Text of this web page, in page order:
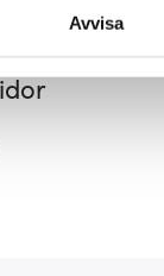
dra tillbaka ditt
för att innehållet
det som vi tror
analysera vår
Avvisa